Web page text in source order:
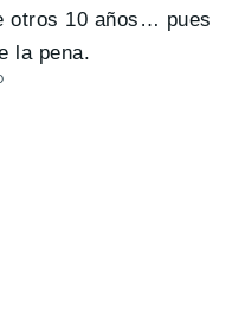
otros 10 años… pues
la pena.